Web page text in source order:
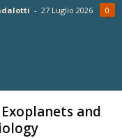
- 27 Luglio 2026 0
and